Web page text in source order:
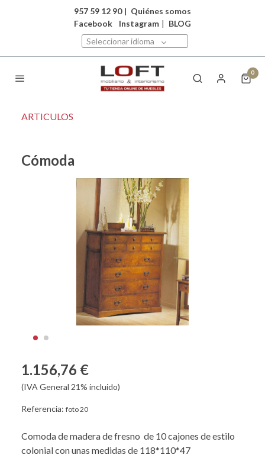
957 59 12 90 | Quiénes somos
Facebook
Instagram | BLOG
Seleccionar idioma
0
ARTICULOS
Cómoda
1.156,76 €
(IVA General 21% incluido)
Referencia: foto 20
Comoda de madera de fresno de 10 cajones de estilo
colonial con unas medidas de 118*110*47